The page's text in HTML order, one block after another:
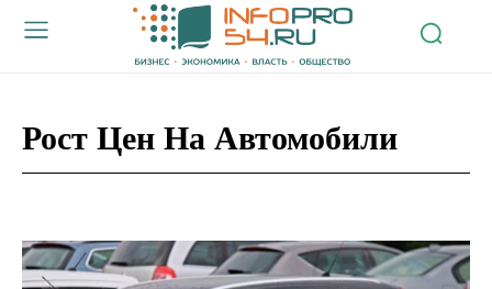
Рост Цен На Автомобили